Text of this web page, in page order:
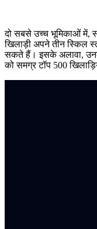
दो सबसे उच्च भूमिकाओं में,
खिलाड़ी अपने तीन स्किल
सकते हैं। इसके अलावा,
को समग्र टॉप 500